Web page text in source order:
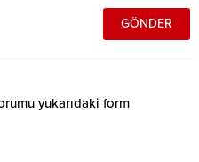
yukarıdaki form